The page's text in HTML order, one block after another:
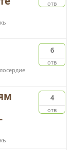
отв
6
отв
4
отв